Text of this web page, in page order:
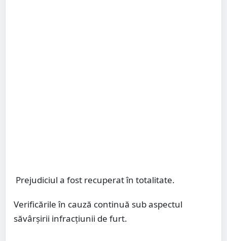
Prejudiciul a fost recuperat în totalitate.
Verificările în cauză continuă sub aspectul
săvârșirii infracțiunii de furt.